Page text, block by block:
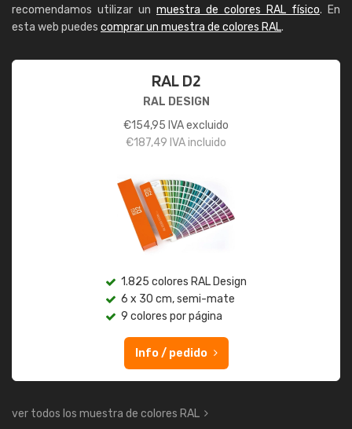
recomendamos utilizar un muestra de colores RAL físico. En
esta web puedes comprar un muestra de colores RAL.
RAL D2
RAL DESIGN
€154,95 IVA excluido
€187,49 IVA incluido
1.825 colores RAL Design
6 x 30 cm, semi-mate
9 colores por página
Info / pedido
ver todos los muestra de colores RAL